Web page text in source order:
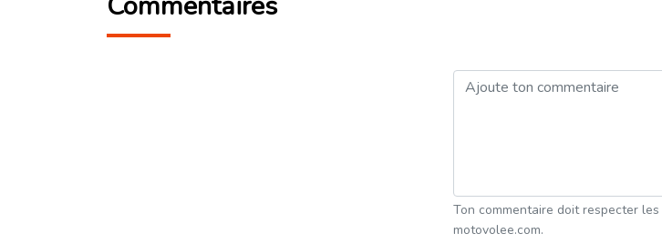
Ton commentaire doit respecter les
motovolee.com.